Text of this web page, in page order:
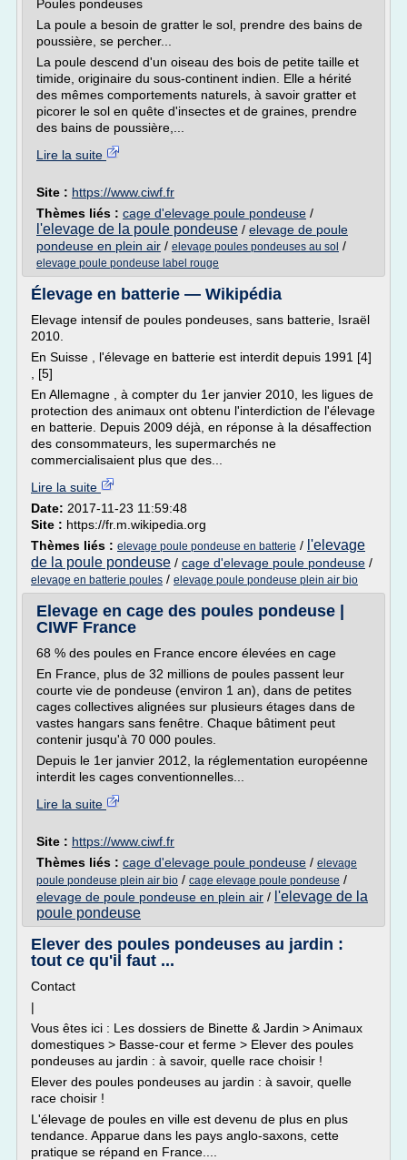
Poules pondeuses
La poule a besoin de gratter le sol, prendre des bains de
poussière, se percher...
La poule descend d'un oiseau des bois de petite taille et
timide, originaire du sous-continent indien. Elle a hérité
des mêmes comportements naturels, à savoir gratter et
picorer le sol en quête d'insectes et de graines, prendre
des bains de poussière,...
Lire la suite
Site : https://www.ciwf.fr
Thèmes liés : cage d'elevage poule pondeuse /
l'elevage de la poule pondeuse / elevage de poule
pondeuse en plein air / elevage poules pondeuses au sol /
elevage poule pondeuse label rouge
Élevage en batterie — Wikipédia
Elevage intensif de poules pondeuses, sans batterie, Israël
2010.
En Suisse , l'élevage en batterie est interdit depuis 1991 [4]
, [5]
En Allemagne , à compter du 1er janvier 2010, les ligues de
protection des animaux ont obtenu l'interdiction de l'élevage
en batterie. Depuis 2009 déjà, en réponse à la désaffection
des consommateurs, les supermarchés ne
commercialisaient plus que des...
Lire la suite
Date: 2017-11-23 11:59:48
Site : https://fr.m.wikipedia.org
Thèmes liés : elevage poule pondeuse en batterie / l'elevage
de la poule pondeuse / cage d'elevage poule pondeuse /
elevage en batterie poules / elevage poule pondeuse plein air bio
Elevage en cage des poules pondeuse |
CIWF France
68 % des poules en France encore élevées en cage
En France, plus de 32 millions de poules passent leur
courte vie de pondeuse (environ 1 an), dans de petites
cages collectives alignées sur plusieurs étages dans de
vastes hangars sans fenêtre. Chaque bâtiment peut
contenir jusqu'à 70 000 poules.
Depuis le 1er janvier 2012, la réglementation européenne
interdit les cages conventionnelles...
Lire la suite
Site : https://www.ciwf.fr
Thèmes liés : cage d'elevage poule pondeuse / elevage
poule pondeuse plein air bio / cage elevage poule pondeuse /
elevage de poule pondeuse en plein air / l'elevage de la
poule pondeuse
Elever des poules pondeuses au jardin :
tout ce qu'il faut ...
Contact
|
Vous êtes ici : Les dossiers de Binette & Jardin > Animaux
domestiques > Basse-cour et ferme > Elever des poules
pondeuses au jardin : à savoir, quelle race choisir !
Elever des poules pondeuses au jardin : à savoir, quelle
race choisir !
L'élevage de poules en ville est devenu de plus en plus
tendance. Apparue dans les pays anglo-saxons, cette
pratique se répand en France....